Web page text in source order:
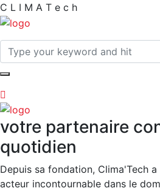
C L I M A T e c h
votre partenaire
quotidien
Depuis sa fondation, Clima'Tech
acteur incontournable dans le